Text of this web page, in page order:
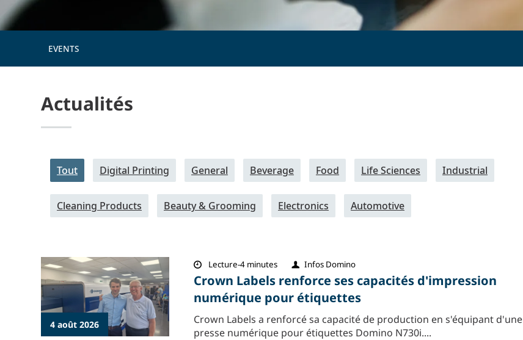
EVENTS
Actualités
Tout Digital Printing General Beverage Food Life Sciences Industrial
Cleaning Products Beauty & Grooming Electronics Automotive
4 août 2026
Lecture-4 minutes Infos Domino
Crown Labels renforce ses capacités d'impression
numérique pour étiquettes
Crown Labels a renforcé sa capacité de production en s'équipant d'une
presse numérique pour étiquettes Domino N730i....